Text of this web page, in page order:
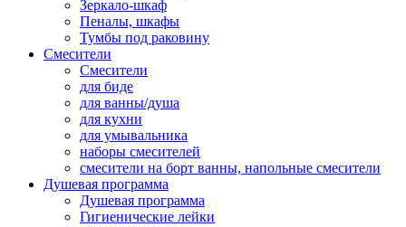
Зеркало-шкаф
Пеналы, шкафы
Тумбы под раковину
Смесители
Смесители
для биде
для ванны/душа
для кухни
для умывальника
наборы смесителей
смесители на борт ванны, напольные смесители
Душевая программа
Душевая программа
Гигиенические лейки